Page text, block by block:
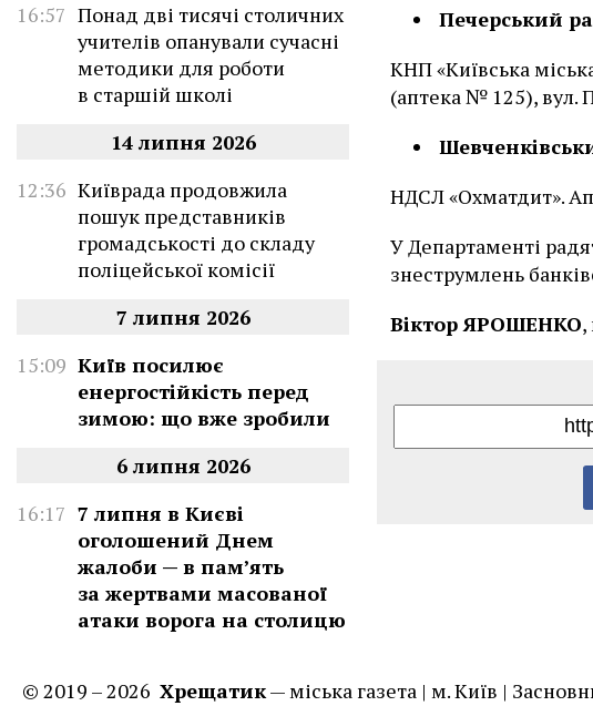
16:57 Понад дві тисячі столичних
учителів опанували сучасні
методики для роботи
в старшій школі
14 липня 2026
12:36 Київрада продовжила
пошук представників
громадськості до складу
поліцейської комісії
7 липня 2026
15:09 Київ посилює
енергостійкість перед
зимою: що вже зробили
6 липня 2026
16:17 7 липня в Києві
оголошений Днем
жалоби — в памʼять
за жертвами масованої
атаки ворога на столицю
Печерський
КНП «Київська
(аптека № 125), вул.
НДСЛ «Охматдит».
У Департаменті
знеструмлень
Віктор ЯРОШЕНКО,
© 2019 – 2026 Хрещатик— міська газета | м. Київ |